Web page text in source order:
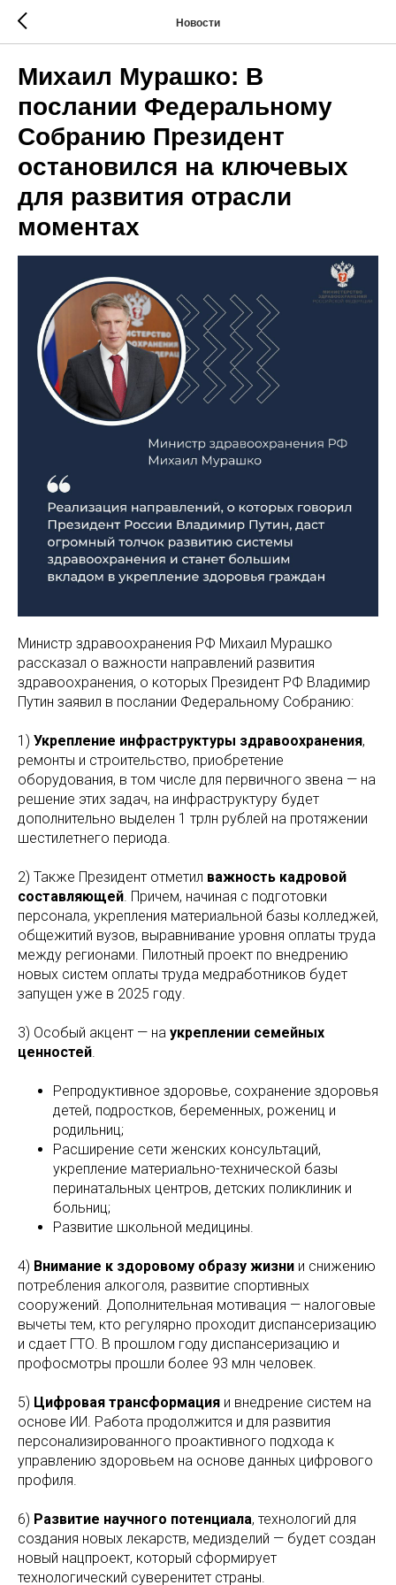
Новости
Михаил Мурашко: В
послании Федеральному
Собранию Президент
остановился на ключевых
для развития отрасли
моментах
Министр здравоохранения РФ Михаил Мурашко
рассказал о важности направлений развития
здравоохранения, о которых Президент РФ Владимир
Путин заявил в послании Федеральному Собранию:
1) Укрепление инфраструктуры здравоохранения,
ремонты и строительство, приобретение
оборудования, в том числе для первичного звена — на
решение этих задач, на инфраструктуру будет
дополнительно выделен 1 трлн рублей на протяжении
шестилетнего периода.
2) Также Президент отметил важность кадровой
составляющей. Причем, начиная с подготовки
персонала, укрепления материальной базы колледжей,
общежитий вузов, выравнивание уровня оплаты труда
между регионами. Пилотный проект по внедрению
новых систем оплаты труда медработников будет
запущен уже в 2025 году.
3) Особый акцент — на укреплении семейных
ценностей.
Репродуктивное здоровье, сохранение здоровья
детей, подростков, беременных, рожениц и
родильниц;
Расширение сети женских консультаций,
укрепление материально-технической базы
перинатальных центров, детских поликлиник и
больниц;
Развитие школьной медицины.
4) Внимание к здоровому образу жизни и снижению
потребления алкоголя, развитие спортивных
сооружений. Дополнительная мотивация — налоговые
вычеты тем, кто регулярно проходит диспансеризацию
и сдает ГТО. В прошлом году диспансеризацию и
профосмотры прошли более 93 млн человек.
5) Цифровая трансформация и внедрение систем на
основе ИИ. Работа продолжится и для развития
персонализированного проактивного подхода к
управлению здоровьем на основе данных цифрового
профиля.
6) Развитие научного потенциала, технологий для
создания новых лекарств, медизделий — будет создан
новый нацпроект, который сформирует
технологический суверенитет страны.